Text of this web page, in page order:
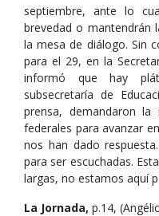
septiembre, ante lo
brevedad o mantendrán
la mesa de diálogo. Sin
para el 29, en la
informó que hay
subsecretaría de
prensa, demandaron la
federales para avanzar
nos han dado
para ser escuchadas.
largas, no estamos aquí
La Jornada, p.14,